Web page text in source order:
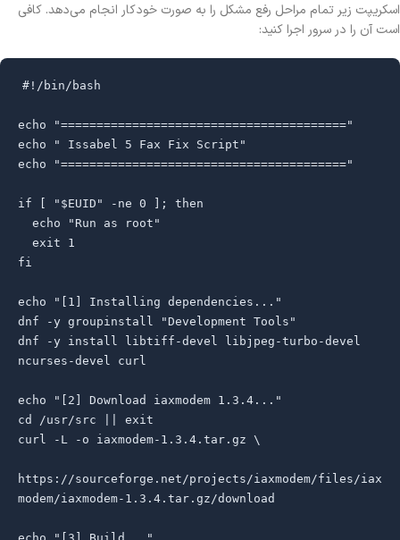
اسکریپت زیر تمام مراحل رفع مشکل را به صورت خودکار انجام می‌دهد. کافی
است آن را در سرور اجرا کنید:
#!/bin/bash
echo "========================================"
echo " Issabel 5 Fax Fix Script"
echo "========================================"
if [ "$EUID" -ne 0 ]; then
fi
echo "[1] Installing dependencies..."
dnf -y groupinstall "Development Tools"
dnf -y install libtiff-devel libjpeg-turbo-devel
ncurses-devel curl
echo "[2] Download iaxmodem 1.3.4..."
cd /usr/src || exit
curl -L -o iaxmodem-1.3.4.tar.gz \
https://sourceforge.net/projects/iaxmodem/files/iax
modem/iaxmodem-1.3.4.tar.gz/download